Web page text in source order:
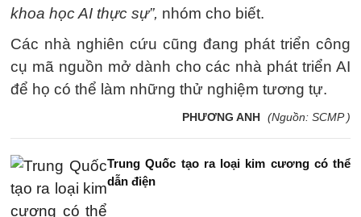
khoa học AI thực sự”, nhóm cho biết.
Các nhà nghiên cứu cũng đang phát triển công
cụ mã nguồn mở dành cho các nhà phát triển AI
để họ có thể làm những thử nghiệm tương tự.
PHƯƠNG ANH (Nguồn: SCMP )
Trung Quốc tạo ra loại kim cương có thể
dẫn điện